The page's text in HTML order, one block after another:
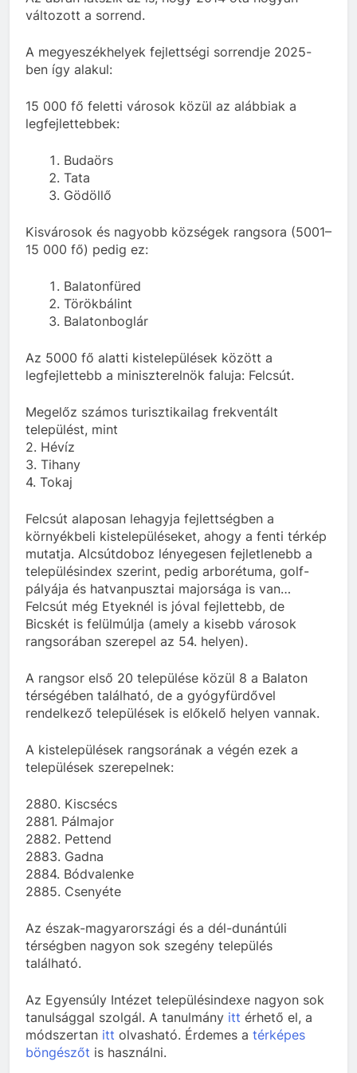
változott a sorrend.
A megyeszékhelyek fejlettségi sorrendje 2025-
ben így alakul:
15 000 fő feletti városok közül az alábbiak a
legfejlettebbek:
Budaörs
Tata
Gödöllő
Kisvárosok és nagyobb községek rangsora (5001–
15 000 fő) pedig ez:
Balatonfüred
Törökbálint
Balatonboglár
Az 5000 fő alatti kistelepülések között a
legfejlettebb a miniszterelnök faluja: Felcsút.
Megelőz számos turisztikailag frekventált
települést, mint
2. Hévíz
3. Tihany
4. Tokaj
Felcsút alaposan lehagyja fejlettségben a
környékbeli kistelepüléseket, ahogy a fenti térkép
mutatja. Alcsútdoboz lényegesen fejletlenebb a
településindex szerint, pedig arborétuma, golf-
pályája és hatvanpusztai majorsága is van…
Felcsút még Etyeknél is jóval fejlettebb, de
Bicskét is felülmúlja (amely a kisebb városok
rangsorában szerepel az 54. helyen).
A rangsor első 20 települése közül 8 a Balaton
térségében található, de a gyógyfürdővel
rendelkező települések is előkelő helyen vannak.
A kistelepülések rangsorának a végén ezek a
települések szerepelnek:
2880. Kiscsécs
2881. Pálmajor
2882. Pettend
2883. Gadna
2884. Bódvalenke
2885. Csenyéte
Az észak-magyarországi és a dél-dunántúli
térségben nagyon sok szegény település
található.
Az Egyensúly Intézet településindexe nagyon sok
tanulsággal szolgál. A tanulmány itt érhető el, a
módszertan itt olvasható. Érdemes a térképes
böngészőt is használni.